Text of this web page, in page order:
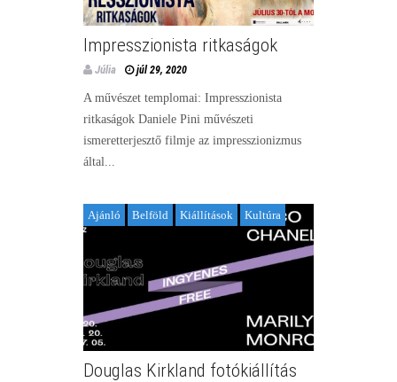
Impresszionista ritkaságok
Júlia júl 29, 2020
A művészet templomai: Impresszionista
ritkaságok Daniele Pini művészeti
ismeretterjesztő filmje az impresszionizmus
által...
Ajánló Belföld Kiállítások Kultúra
Douglas Kirkland fotókiállítás